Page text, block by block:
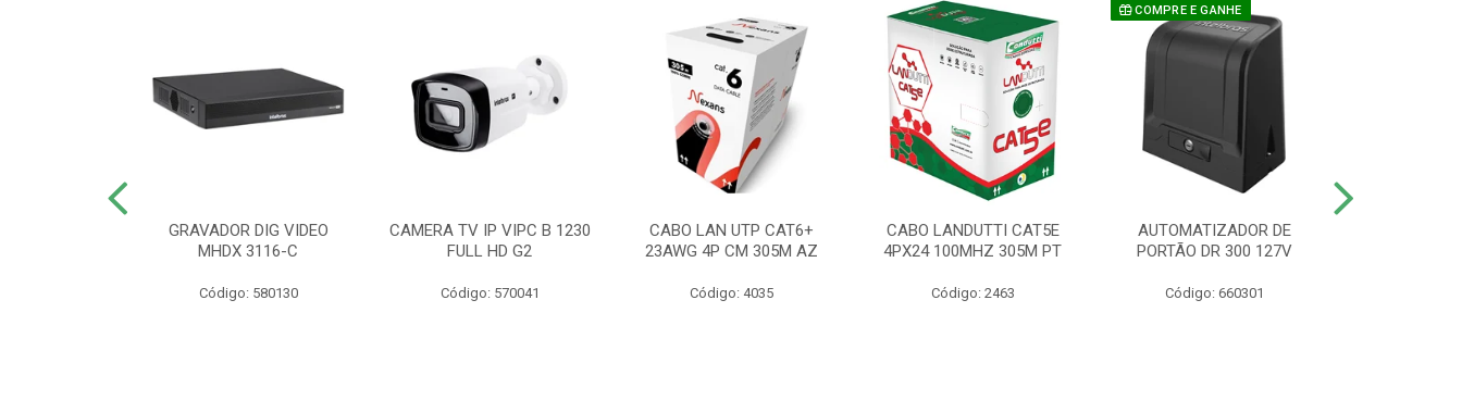
GRAVADOR DIG VIDEO
MHDX 3116-C
Código: 580130
CAMERA TV IP VIPC B 1230
FULL HD G2
Código: 570041
CABO LAN UTP CAT6+
23AWG 4P CM 305M AZ
Código: 4035
CABO LANDUTTI CAT5E
4PX24 100MHZ 305M PT
Código: 2463
COMPRE E GANHE
AUTOMATIZADOR DE
PORTÃO DR 300 127V
Código: 660301